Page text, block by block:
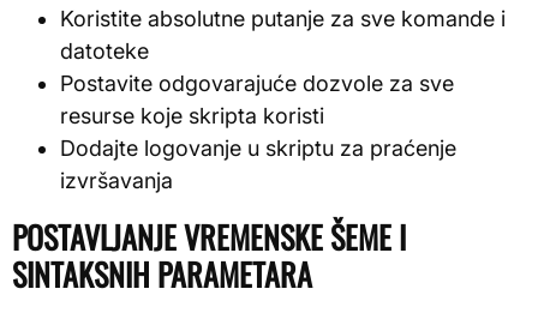
Koristite absolutne putanje za sve komande i
datoteke
Postavite odgovarajuće dozvole za sve
resurse koje skripta koristi
Dodajte logovanje u skriptu za praćenje
izvršavanja
POSTAVLJANJE VREMENSKE ŠEME I
SINTAKSNIH PARAMETARA